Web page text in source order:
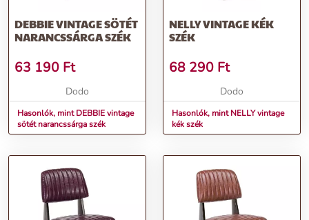
DEBBIE VINTAGE SÖTÉT
NARANCSSÁRGA SZÉK
63 190 Ft
Dodo
Hasonlók, mint DEBBIE vintage
sötét narancssárga szék
NELLY VINTAGE KÉK
SZÉK
68 290 Ft
Dodo
Hasonlók, mint NELLY vintage
kék szék